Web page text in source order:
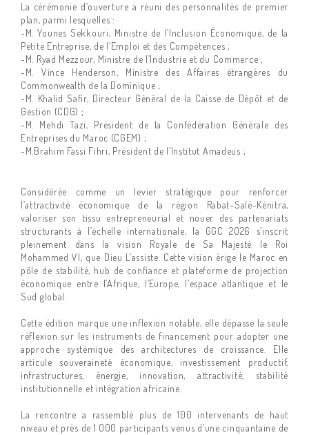
La cérémonie d’ouverture a réuni des personnalités de premier
plan, parmi lesquelles :
-M. Younes Sekkouri, Ministre de l’Inclusion Économique, de la
Petite Entreprise, de l’Emploi et des Compétences ;
-M. Ryad Mezzour, Ministre de l’Industrie et du Commerce ;
-M. Vince Henderson, Ministre des Affaires étrangères du
Commonwealth de la Dominique ;
-M. Khalid Safir, Directeur Général de la Caisse de Dépôt et de
Gestion (CDG) ;
-M. Mehdi Tazi, Président de la Confédération Générale des
Entreprises du Maroc (CGEM) ;
-M.Brahim Fassi Fihri, Président de l’Institut Amadeus ;
Considérée comme un levier stratégique pour renforcer
l’attractivité économique de la région Rabat-Salé-Kénitra,
valoriser son tissu entrepreneurial et nouer des partenariats
structurants à l’échelle internationale, la GGC 2026 s’inscrit
pleinement dans la vision Royale de Sa Majesté le Roi
Mohammed VI, que Dieu L’assiste. Cette vision érige le Maroc en
pôle de stabilité, hub de confiance et plateforme de projection
économique entre l’Afrique, l’Europe, l’espace atlantique et le
Sud global.
Cette édition marque une inflexion notable, elle dépasse la seule
réflexion sur les instruments de financement pour adopter une
approche systémique des architectures de croissance. Elle
articule souveraineté économique, investissement productif,
infrastructures, énergie, innovation, attractivité, stabilité
institutionnelle et intégration africaine.
La rencontre a rassemblé plus de 100 intervenants de haut
niveau et près de 1 000 participants venus d’une cinquantaine de